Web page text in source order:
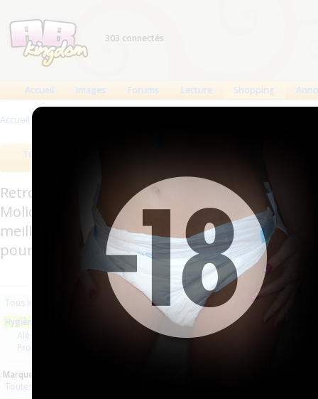
303 connectés
Accueil Images Forums Lecture Shopping
Accueil >
Tous les produits
Retrouverez sur cette page les meilleures
Molicare, Comficare, Confiance, Depend,
meilleurs produits aussi bien pour les
pour l'incontinence.
Tous les produits
Hygiène usage unique
Alèses
Produits de soin
Marques :
Toutes les marques
Les plus récents Trier par nom
Aucun produit trouvé.